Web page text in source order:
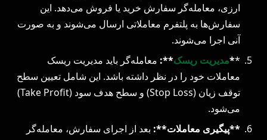
ارزی، معامله‌گر سفارش خرید یا فروش می‌دهد. این
سفارش‌ها به پلتفرم معاملاتی ارسال می‌شوند و به صورت
آنی اجرا می‌شوند.
*
*مدیریت ریسک**: معامله‌گر باید مدیریت ریسک
معاملات خود را در نظر داشته باشد. این شامل تعیین سطح
توقف زیان (Stop Loss) و سطح هدف سود (Take Profit)
می‌شود.
**پیگیری معاملات**: بعد از اجرای سفارش، معامله‌گر